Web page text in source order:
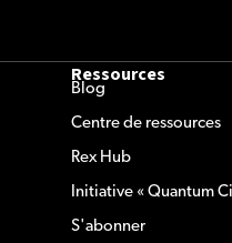
Ressources
Blog
Centre de ressources
Rex Hub
Initiative « Quantum
S'abonner